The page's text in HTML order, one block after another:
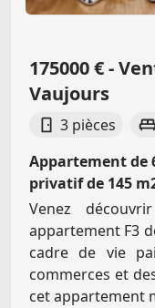
175000 € -
Vaujours
3 pièces
Appartement de
privatif de 145
Venez
appartement F3
cadre de vie
commerces et
cet appartement